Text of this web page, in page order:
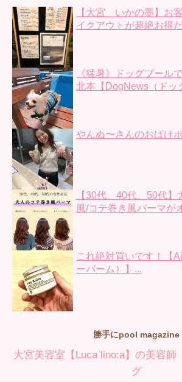
【大宮 いかの墨】お
イクアウトが超絶お得
《猛暑》ドッグプール
北本【DogNews（ドッ
やんぬ〜さんのおばけ
【30代、40代、50代】
風/コテ巻き風パーマが
これ絶対買いです！【
ーバーム）】...
勝手にpool magazine
大宮美容室【Luca lino:a】の美容
グ